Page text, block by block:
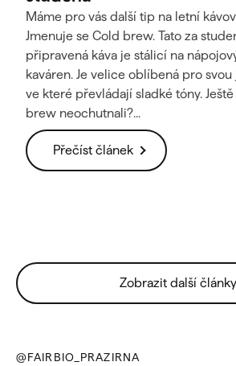
Máme pro vás další tip na letní
Jmenuje se Cold brew. Tato za
připravená káva je stálicí na
kaváren. Je velice oblíbená pro
ve které převládají sladké tóny.
brew neochutnali?...
Přečíst článek
Zobrazit další články
@FAIRBIO_PRAZIRNA